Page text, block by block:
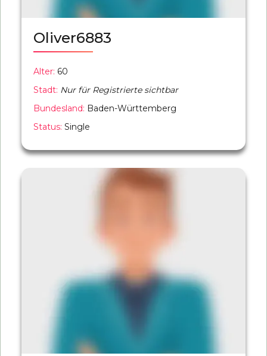
Oliver6883
Alter: 60
Stadt: Nur für Registrierte sichtbar
Bundesland: Baden-Württemberg
Status: Single